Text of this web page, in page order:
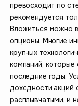
превосходит по
рекомендуется
Вложиться можно
опционы. Многие
крупных
компаний, которые
последние годы.
доходности акций
расплывчатыми, и